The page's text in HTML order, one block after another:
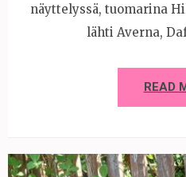
näyttelyssä, tuomarina
lähti Averna,
READ